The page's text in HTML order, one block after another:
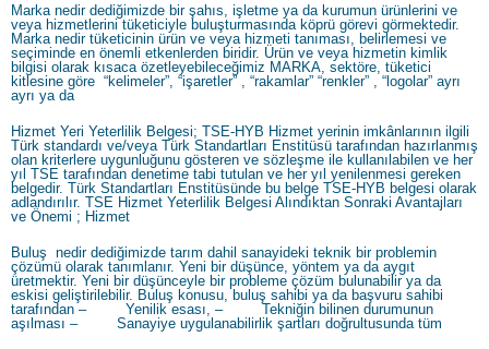
Marka nedir dediğimizde bir şahıs, işletme ya da kurumun ürünlerini ve
veya hizmetlerini tüketiciyle buluşturmasında köprü görevi görmektedir.
Marka nedir tüketicinin ürün ve veya hizmeti tanıması, belirlemesi ve
seçiminde en önemli etkenlerden biridir. Ürün ve veya hizmetin kimlik
bilgisi olarak kısaca özetleyebileceğimiz MARKA, sektöre, tüketici
kitlesine göre “kelimeler”, “işaretler” , “rakamlar” “renkler” , “logolar” ayrı
ayrı ya da
Hizmet Yeri Yeterlilik Belgesi; TSE-HYB Hizmet yerinin imkânlarının ilgili
Türk standardı ve/veya Türk Standartları Enstitüsü tarafından hazırlanmış
olan kriterlere uygunluğunu gösteren ve sözleşme ile kullanılabilen ve her
yıl TSE tarafından denetime tabi tutulan ve her yıl yenilenmesi gereken
belgedir. Türk Standartları Enstitüsünde bu belge TSE-HYB belgesi olarak
adlandırılır. TSE Hizmet Yeterlilik Belgesi Alındıktan Sonraki Avantajları
ve Önemi ; Hizmet
Buluş nedir dediğimizde tarım dahil sanayideki teknik bir problemin
çözümü olarak tanımlanır. Yeni bir düşünce, yöntem ya da aygıt
üretmektir. Yeni bir düşünceyle bir probleme çözüm bulunabilir ya da
eskisi geliştirilebilir. Buluş konusu, buluş sahibi ya da başvuru sahibi
tarafından – Yenilik esası, – Tekniğin bilinen durumunun
aşılması – Sanayiye uygulanabilirlik şartları doğrultusunda tüm